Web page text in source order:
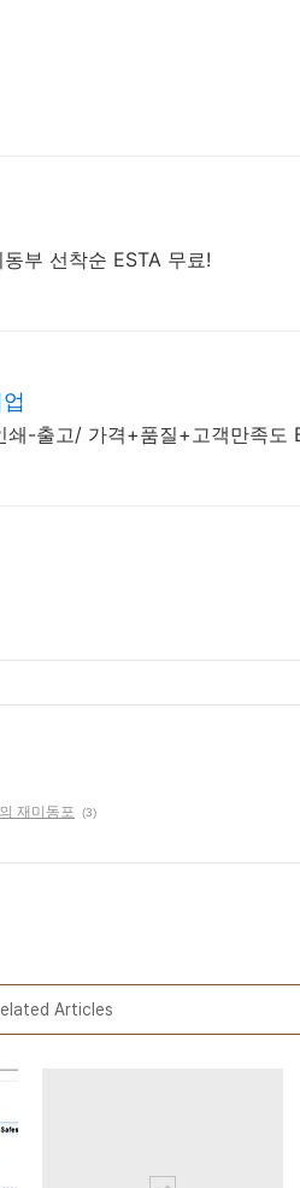
부 선착순 ESTA 무료!
-출고/ 가격+품질+고객만족도
재미동포 (3)
Articles